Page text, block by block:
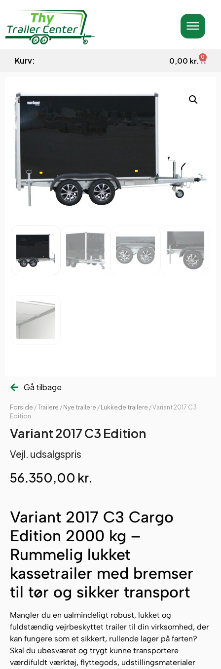
Kurv: 0,00 kr. 0
Gå tilbage
Forside /Trailere / Nye trailere / Lukkede trailere / Variant 2017 C3
Edition
Variant 2017 C3 Edition
Vejl. udsalgspris
56.350,00 kr.
Variant 2017 C3 Cargo
Edition 2000 kg –
Rummelig lukket
kassetrailer med bremser
til tør og sikker transport
Mangler du en ualmindeligt robust, lukket og
fuldstændig vejrbeskyttet trailer til din virksomhed, der
kan fungere som et sikkert, rullende lager på farten?
Skal du ubesværet og trygt kunne transportere
værdifuldt værktøj, flyttegods, udstillingsmaterialer